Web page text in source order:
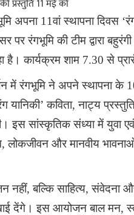
अपना 11वां स्थापना दिवस ‘
रंगभूमि की टीम द्वारा
है। कार्यक्रम शाम 7.30 से
में रंगभूमि ने अपने स्थापना के 10
यानिकी’ कविता,नाट्य
इस सांस्कृतिक संध्या में युवा
,लोकजीवन और मानवीय
नहीं,बल्कि साहित्य,संवेदना
देंगे। इस आयोजन बाल मन,